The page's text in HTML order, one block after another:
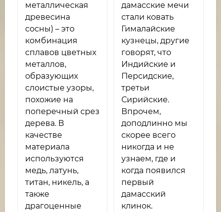
металлическая
древесина
сосны) – это
комбинация
сплавов цветных
металлов,
образующих
слоистые узоры,
похожие на
поперечный срез
дерева. В
качестве
материала
используются
медь, латунь,
титан, никель, а
также
драгоценные
дамасские мечи
стали ковать
Гималайские
кузнецы, другие
говорят, что
Индийские и
Персидские,
третьи
Сирийские.
Впрочем,
доподлинно мы
скорее всего
никогда и не
узнаем, где и
когда появился
первый
дамасский
клинок.